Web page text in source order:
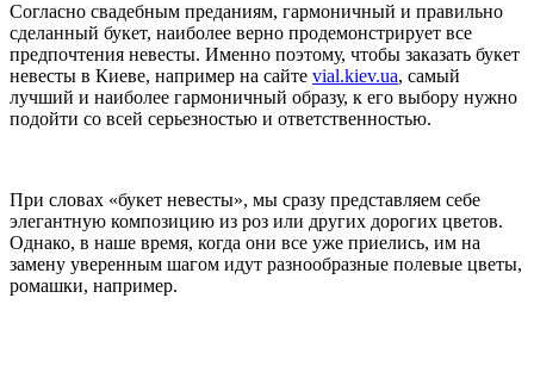
Согласно свадебным преданиям, гармоничный и правильно
сделанный букет, наиболее верно продемонстрирует все
предпочтения невесты. Именно поэтому, чтобы заказать букет
невесты в Киеве, например на сайте vial.kiev.ua, самый
лучший и наиболее гармоничный образу, к его выбору нужно
подойти со всей серьезностью и ответственностью.
При словах «букет невесты», мы сразу представляем себе
элегантную композицию из роз или других дорогих цветов.
Однако, в наше время, когда они все уже приелись, им на
замену уверенным шагом идут разнообразные полевые цветы,
ромашки, например.